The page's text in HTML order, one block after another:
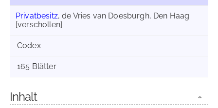
Privatbesitz, de Vries van Doesburgh, Den Haag
[verschollen]
Codex
165 Blätter
Inhalt